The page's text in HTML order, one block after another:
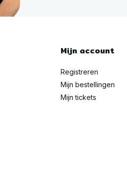
Mijn account
Registreren
Mijn bestellingen
Mijn tickets